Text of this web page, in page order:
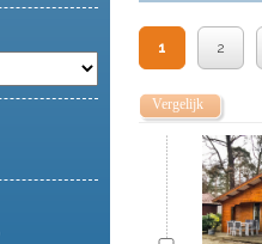
1 2
Vergelijk